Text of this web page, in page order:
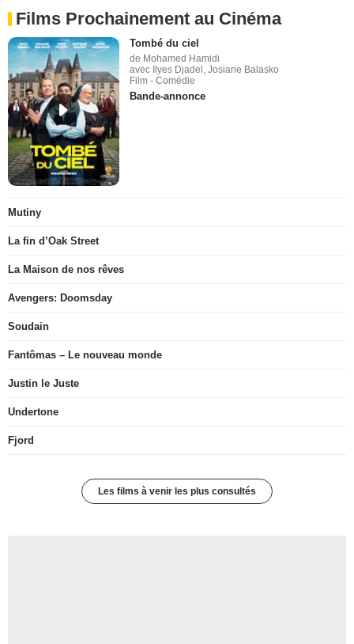
Films Prochainement au Cinéma
Tombé du ciel
de Mohamed Hamidi
avec Ilyes Djadel, Josiane Balasko
Film - Comédie
Bande-annonce
Mutiny
La fin d’Oak Street
La Maison de nos rêves
Avengers: Doomsday
Soudain
Fantômas – Le nouveau monde
Justin le Juste
Undertone
Fjord
Les films à venir les plus consultés